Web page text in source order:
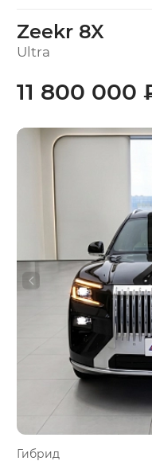
Zeekr 8X
Ultra
Гибрид
11 800 000